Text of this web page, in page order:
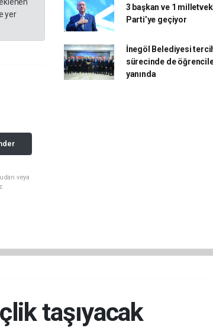
yer
veya
3 başkan ve 1
Parti’ye geçiyor
İnegöl Belediyesi
sürecinde de
yanında
taşıyacak